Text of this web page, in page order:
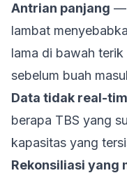
Antrian panjang —
lambat
lama di bawah terik
sebelum buah
Data tidak real-
berapa TBS yang
kapasitas yang
Rekonsiliasi yang